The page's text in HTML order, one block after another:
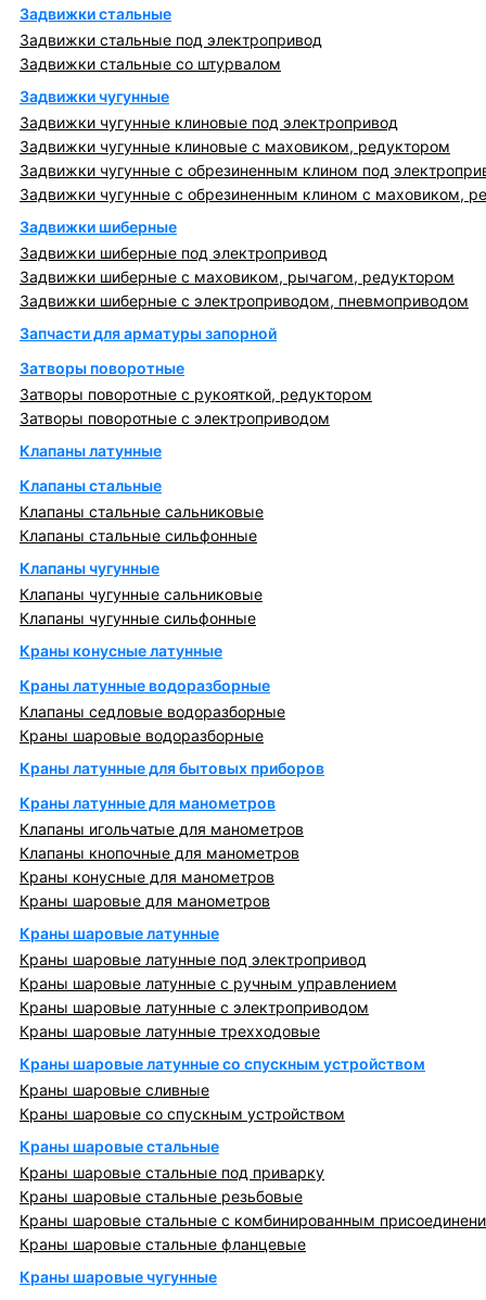
Задвижки стальные
Задвижки стальные под электропривод
Задвижки стальные со штурвалом
Задвижки чугунные
Задвижки чугунные клиновые под электропривод
Задвижки чугунные клиновые с маховиком, редуктором
Задвижки чугунные с обрезиненным клином под
Задвижки чугунные с обрезиненным клином с маховиком,
Задвижки шиберные
Задвижки шиберные под электропривод
Задвижки шиберные с маховиком, рычагом, редуктором
Задвижки шиберные с электроприводом, пневмоприводом
Запчасти для арматуры запорной
Затворы поворотные
Затворы поворотные с рукояткой, редуктором
Затворы поворотные с электроприводом
Клапаны латунные
Клапаны стальные
Клапаны стальные сальниковые
Клапаны стальные сильфонные
Клапаны чугунные
Клапаны чугунные сальниковые
Клапаны чугунные сильфонные
Краны конусные латунные
Краны латунные водоразборные
Клапаны седловые водоразборные
Краны шаровые водоразборные
Краны латунные для бытовых приборов
Краны латунные для манометров
Клапаны игольчатые для манометров
Клапаны кнопочные для манометров
Краны конусные для манометров
Краны шаровые для манометров
Краны шаровые латунные
Краны шаровые латунные под электропривод
Краны шаровые латунные с ручным управлением
Краны шаровые латунные с электроприводом
Краны шаровые латунные трехходовые
Краны шаровые латунные со спускным устройством
Краны шаровые сливные
Краны шаровые со спускным устройством
Краны шаровые стальные
Краны шаровые стальные под приварку
Краны шаровые стальные резьбовые
Краны шаровые стальные с комбинированным
Краны шаровые стальные фланцевые
Краны шаровые чугунные